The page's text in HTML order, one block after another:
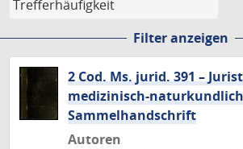
Filter anzeigen
2 Cod. Ms. jurid. 391 –
medizinisch-
Sammelhandschrift
Autoren